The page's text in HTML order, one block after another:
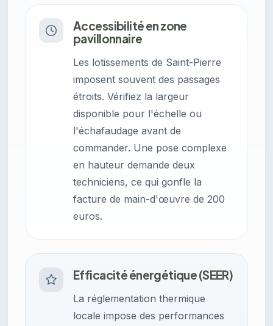
Accessibilité en zone
pavillonnaire
Les lotissements de Saint-Pierre
imposent souvent des passages
étroits. Vérifiez la largeur
disponible pour l'échelle ou
l'échafaudage avant de
commander. Une pose complexe
en hauteur demande deux
techniciens, ce qui gonfle la
facture de main-d'œuvre de 200
euros.
Efficacité énergétique (SEER)
La réglementation thermique
locale impose des performances